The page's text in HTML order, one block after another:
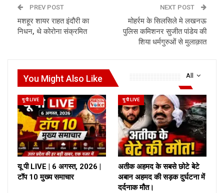
PREV POST
मशहूर शायर राहत इंदौरी का
निधन, थे कोरोना सं​क्रमित
NEXT POST
मोहर्रम के सिलसिले मे लखनऊ
पुलिस कमिशनर सुजीत पांडेय की
शिया धर्मगुरुओं से मुलाक़ात
All
You Might Also Like
यू पी LIVE
यू पी LIVE | 6 अगस्त, 2026 |
टॉप 10 मुख्य समाचार
यू पी LIVE
अतीक अहमद के सबसे छोटे बेटे
अबान अहमद की सड़क दुर्घटना में
दर्दनाक मौत।